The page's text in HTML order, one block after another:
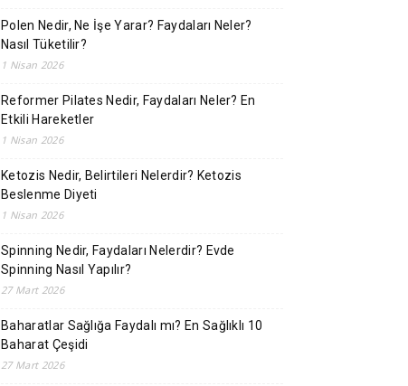
Polen Nedir, Ne İşe Yarar? Faydaları Neler?
Nasıl Tüketilir?
1 Nisan 2026
Reformer Pilates Nedir, Faydaları Neler? En
Etkili Hareketler
1 Nisan 2026
Ketozis Nedir, Belirtileri Nelerdir? Ketozis
Beslenme Diyeti
1 Nisan 2026
Spinning Nedir, Faydaları Nelerdir? Evde
Spinning Nasıl Yapılır?
27 Mart 2026
Baharatlar Sağlığa Faydalı mı? En Sağlıklı 10
Baharat Çeşidi
27 Mart 2026